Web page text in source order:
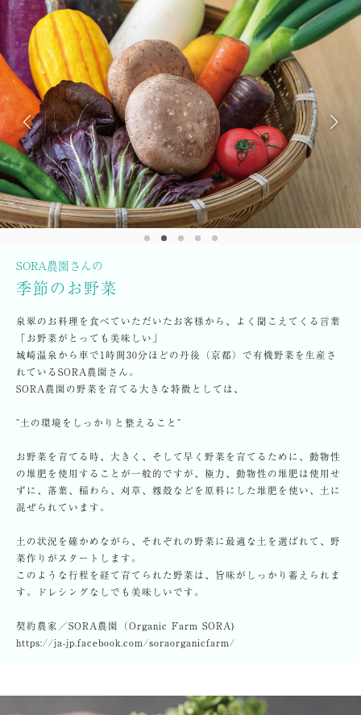
SORA農園さんの
季節のお野菜
泉翠のお料理を食べていただいたお客様から、よく聞こえてくる言葉
「お野菜がとっても美味しい」
城崎温泉から車で1時間30分ほどの丹後（京都）で有機野菜を生産さ
れているSORA農園さん。
SORA農園の野菜を育てる大きな特徴としては、
”土の環境をしっかりと整えること”
お野菜を育てる時、大きく、そして早く野菜を育てるために、動物性
の堆肥を使用することが一般的ですが、極力、動物性の堆肥は使用せ
ずに、落葉、稲わら、刈草、籾殻などを原料にした堆肥を使い、土に
混ぜられています。
土の状況を確かめながら、それぞれの野菜に最適な土を選ばれて、野
菜作りがスタートします。
このような行程を経て育てられた野菜は、旨味がしっかり蓄えられま
す。ドレシングなしでも美味しいです。
契約農家／SORA農園（Organic Farm SORA)
https://ja-jp.facebook.com/soraorganicfarm/